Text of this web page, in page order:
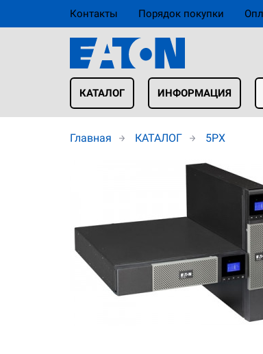
Контакты Порядок покупки
КАТАЛОГ ИНФОРМАЦИЯ
Главная КАТАЛОГ 5PX